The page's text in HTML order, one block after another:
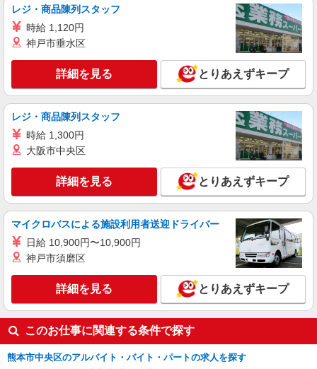
株式会社kotrio /●KM-H-2093261
＜熊本市中央区＞病院の看護助手＊日払い
時給1450円〜2062円 ＜日払い有/週払い有/交
通費全支給(ガソリン代含む)＞
水前寺駅周辺 ≪車通勤OK≫
キープ 詳細を見る
派遣社員
株式会社kotrio /●KM-H-2086607
≪日払いOK！≫病院の看護助手＊即日勤務も
可能♪
時給1450円〜2062円 ＜日払い有/週払い有/交
通費全支給(ガソリン代含む)＞
水前寺駅周辺 ≪車通勤OK≫
詳細を見る
株式会社リオン
病院における看護助手（ナースエイド）
時給1130円
熊本県熊本市中央区
レジ・商品陳列スタッフ
時給 1,120円
神戸市垂水区
詳細を見る とりあえずキープ
レジ・商品陳列スタッフ
時給 1,300円
大阪市中央区
詳細を見る とりあえずキープ
マイクロバスによる施設利用者送迎ドライバー
日給 10,900円〜10,900円
神戸市須磨区
詳細を見る とりあえずキープ
このお仕事に関連する条件で探す
熊本市中央区のアルバイト・バイト・パートの求人を探す